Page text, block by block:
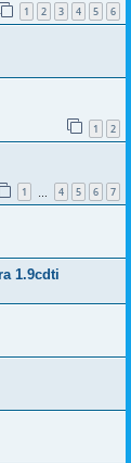
1 2 3 4 5 6
1 2
1 4 5 6 7
1.9cdti